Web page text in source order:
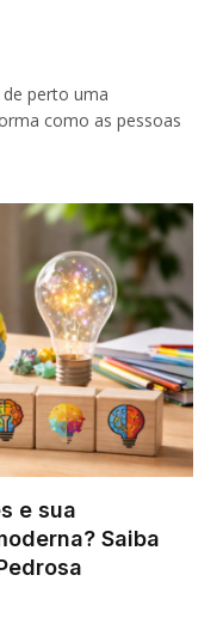
perto uma
como as pessoas
e sua
Saiba